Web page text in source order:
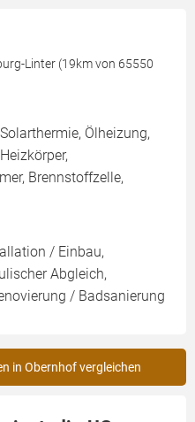
Linter (19km von 65550
Ölheizung,
Brennstoffzelle,
/ Einbau,
Abgleich,
/ Badsanierung
in Obernhof vergleichen